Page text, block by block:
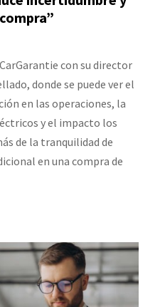
con su director
donde se puede ver el
en las operaciones, la
y el impacto los
de la tranquilidad de
en una compra de